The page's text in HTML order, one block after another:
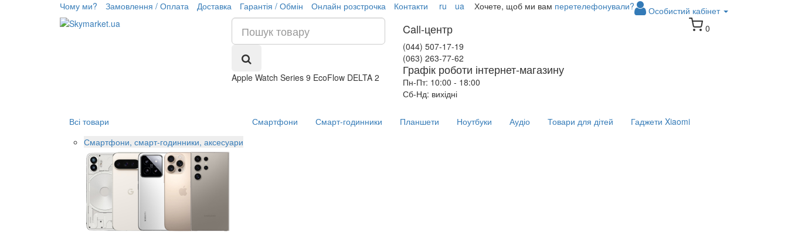
Чому ми? Замовлення / Оплата Доставка Гарантія / Обмін Онлайн розстрочка Контакти ru ua Особистий кабінет
Хочете, щоб ми вам перетелефонували?
Apple Watch Series 9 EcoFlow DELTA 2
Call-центр
(044) 507-17-19
(063) 263-77-62
Графік роботи інтернет-магазину
Пн-Пт: 10:00 - 18:00
Сб-Нд: вихідні
0
Всі товари
Смартфони, смарт-годинники, аксесуари
Смартфони Смарт-годинники Планшети Ноутбуки Аудіо Товари для дітей Гаджети Xiaomi